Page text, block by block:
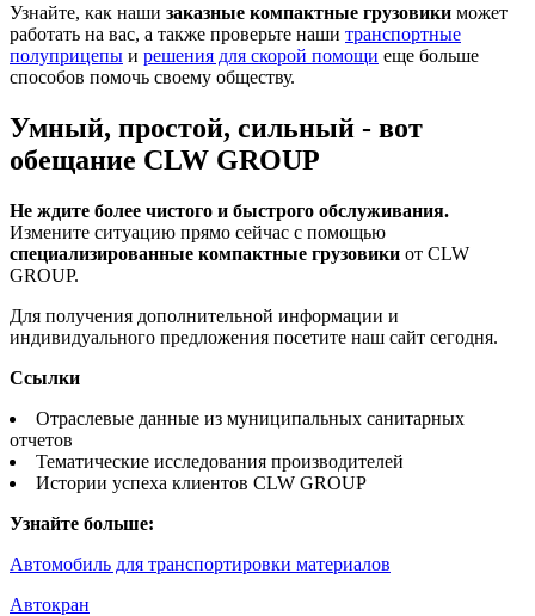
Узнайте, как наши заказные компактные грузовики может
работать на вас, а также проверьте наши транспортные
полуприцепы и решения для скорой помощи еще больше
способов помочь своему обществу.
Умный, простой, сильный - вот
обещание CLW GROUP
Не ждите более чистого и быстрого обслуживания.
Измените ситуацию прямо сейчас с помощью
специализированные компактные грузовики от CLW
GROUP.
Для получения дополнительной информации и
индивидуального предложения посетите наш сайт сегодня.
Ссылки
Отраслевые данные из муниципальных санитарных
отчетов
Тематические исследования производителей
Истории успеха клиентов CLW GROUP
Узнайте больше:
Автомобиль для транспортировки материалов
Автокран